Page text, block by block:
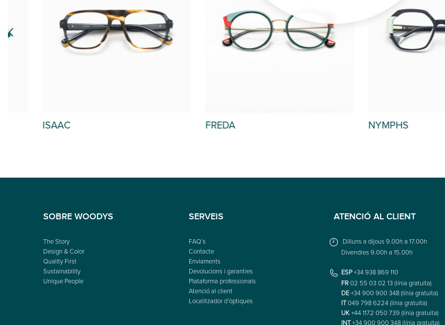
ISAAC FREDA NYMPHS
‹
SOBRE WOODYS
The Story
Design & Color
Quality First
Sustainability
Unique People
SERVEIS
FAQ’s
Contacte
Enviaments
Devolucions i garanties
Plataforma professionals
Atenció al client
Localitzador d’òptiques
ATENCIÓ AL CLIENT
Dilluns a dijous 9.00h a 17.00h
Divendres 9.00h a 15.00h
ESP+34 938 869 110
FR02 55 03 02 13 (línia gratuïta)
DE+34 900 900 348 (línia gratuïta)
IT049 798 6224 (línia gratuïta)
UK+44 1172 050 739 (línia gratuïta)
INT+34 900 900 348 (línia gratuïta)